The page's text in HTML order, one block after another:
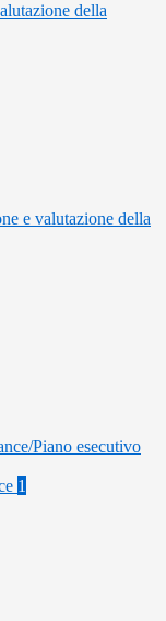
della
e valutazione della
Piano esecutivo
1